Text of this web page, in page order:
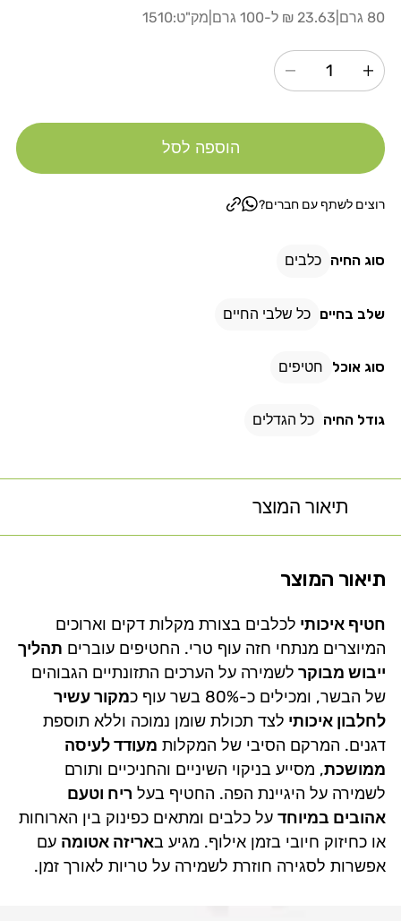
רגיל
80 גרם 23.63 ₪ ל-100 גרם מק"ט:1510
הגדל
עבור
מקלות
עוף
הקטנת
צ&#39;אנקיז
מקלות
עוף
הוספה לסל
רוצים לשתף עם חברים?
סוג החיה כלבים
שלב בחיים כל שלבי החיים
סוג אוכל חטיפים
גודל החיה כל הגדלים
תיאור המוצר
תיאור המוצר
חטיף איכותי לכלבים בצורת מקלות דקים וארוכים
המיוצרים מנתחי חזה עוף טרי. החטיפים עוברים תהליך
ייבוש מבוקר לשמירה על הערכים התזונתיים הגבוהים
של הבשר, ומכילים כ-80% בשר עוף כ
מקור עשיר
לחלבון איכותי לצד תכולת שומן נמוכה וללא תוספת
דגנים. המרקם הסיבי של המקלות מעודד לעיסה
ממושכת, מסייע בניקוי השיניים והחניכיים ותורם
לשמירה על היגיינת הפה. החטיף בעל ריח וטעם
אהובים במיוחד על כלבים ומתאים כפינוק בין הארוחות
או כחיזוק חיובי בזמן אילוף. מגיע באריזה אטומה עם
אפשרות לסגירה חוזרת לשמירה על טריות לאורך זמן.